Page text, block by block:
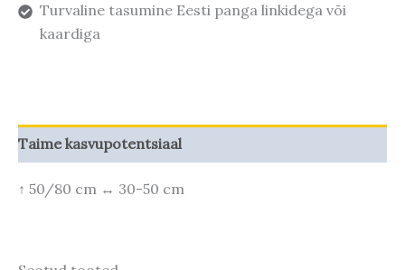
Turvaline tasumine Eesti panga linkidega või
kaardiga
Taime kasvupotentsiaal
↑ 50/80 cm ↔ 30-50 cm